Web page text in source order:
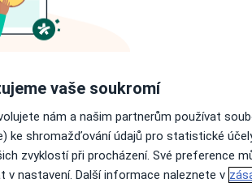
nejsou k dispozici
informace o svých službách.
vaše soukromí
nám a našim partnerům používat
ke shromažďování údajů pro statistické
zvyklostí při procházení. Své preference
v nastavení. Další informace naleznete v